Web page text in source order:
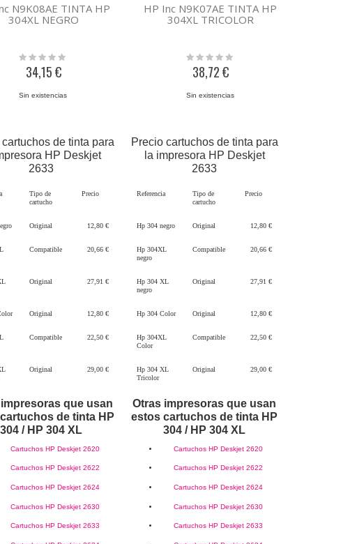
N9K08AE TINTA HP
304XL NEGRO
Rating:
34,15 €
Sin existencias
HP Inc N9K07AE TINTA HP
304XL TRICOLOR
Rating:
38,72 €
Sin existencias
cartuchos de tinta para
HP Deskjet
2633
Tipo de
cartucho
Precio
Original 12,80 €
Compatible 20,66 €
Original 27,91 €
Original 12,80 €
Compatible 22,50 €
Original 29,00 €
que usan
de tinta HP
304 / HP 304 XL
Cartuchos HP Deskjet 2620
Cartuchos HP Deskjet 2622
Cartuchos HP Deskjet 2624
Cartuchos HP Deskjet 2630
Cartuchos HP Deskjet 2633
Precio cartuchos de tinta para
la impresora HP Deskjet
2633
Referencia
Tipo de
cartucho
Precio
Hp 304 negro Original 12,80 €
Hp 304XL
negro
Compatible 20,66 €
Hp 304 XL
negro
Original 27,91 €
Hp 304 Color Original 12,80 €
Hp 304XL
Color
Compatible 22,50 €
Hp 304 XL
Tricolor
Original 29,00 €
Otras impresoras que usan
estos cartuchos de tinta HP
304 / HP 304 XL
Cartuchos HP Deskjet 2620
Cartuchos HP Deskjet 2622
Cartuchos HP Deskjet 2624
Cartuchos HP Deskjet 2630
Cartuchos HP Deskjet 2633